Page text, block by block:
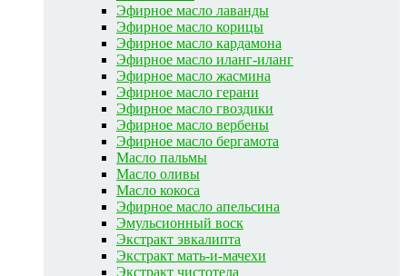
Эфирное масло лаванды
Эфирное масло корицы
Эфирное масло кардамона
Эфирное масло иланг-иланг
Эфирное масло жасмина
Эфирное масло герани
Эфирное масло гвоздики
Эфирное масло вербены
Эфирное масло бергамота
Масло пальмы
Масло оливы
Масло кокоса
Эфирное масло апельсина
Эмульсионный воск
Экстракт эвкалипта
Экстракт мать-и-мачехи
Экстракт чистотела